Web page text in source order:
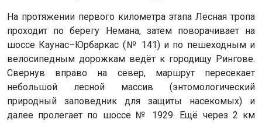
На протяжении первого километра этапа Лесная тропа
проходит по берегу Немана, затем поворачивает на
шоссе Каунас–Юрбаркас (№ 141) и по пешеходным и
велосипедным дорожкам ведёт к городищу Рингове.
Свернув вправо на север, маршрут пересекает
небольшой лесной массив (энтомологический
природный заповедник для защиты насекомых) и
далее пролегает по шоссе № 1929. Ещё через 2 км